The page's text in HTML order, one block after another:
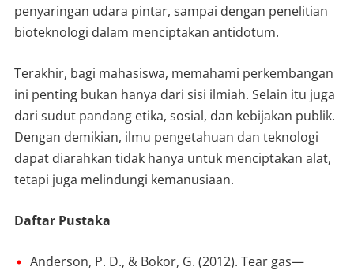
penyaringan udara pintar, sampai dengan penelitian
bioteknologi dalam menciptakan antidotum.
Terakhir, bagi mahasiswa, memahami perkembangan
ini penting bukan hanya dari sisi ilmiah. Selain itu juga
dari sudut pandang etika, sosial, dan kebijakan publik.
Dengan demikian, ilmu pengetahuan dan teknologi
dapat diarahkan tidak hanya untuk menciptakan alat,
tetapi juga melindungi kemanusiaan.
Daftar Pustaka
Anderson, P. D., & Bokor, G. (2012). Tear gas—